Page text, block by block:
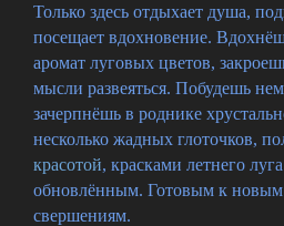
Только здесь отдыхает душа,
посещает вдохновение.
аромат луговых цветов,
мысли развеяться. Побудешь
зачерпнёшь в роднике
несколько жадных глоточков,
красотой, красками летнего
обновлённым. Готовым к
свершениям.